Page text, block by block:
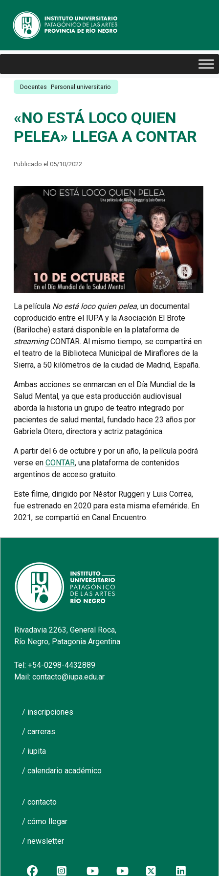
Docentes Personal universitario
«NO ESTÁ LOCO QUIEN
PELEA» LLEGA A CONTAR
Publicado el 05/10/2022
La película No está loco quien pelea, un documental
coproducido entre el IUPA y la Asociación El Brote
(Bariloche) estará disponible en la plataforma de
streamingCONTAR. Al mismo tiempo, se compartirá en
el teatro de la Biblioteca Municipal de Miraflores de la
Sierra, a 50 kilómetros de la ciudad de Madrid, España.
Ambas acciones se enmarcan en el Día Mundial de la
Salud Mental, ya que esta producción audiovisual
aborda la historia un grupo de teatro integrado por
pacientes de salud mental, fundado hace 23 años por
Gabriela Otero, directora y actriz patagónica.
A partir del 6 de octubre y por un año, la película podrá
verse en CONTAR, una plataforma de contenidos
argentinos de acceso gratuito.
Este filme, dirigido por Néstor Ruggeri y Luis Correa,
fue estrenado en 2020 para esta misma efeméride. En
2021, se compartió en Canal Encuentro.
Rivadavia 2263, General Roca,
Río Negro, Patagonia Argentina
Tel: +54-0298-4432889
Mail: contacto@iupa.edu.ar
/ inscripciones
/ carreras
/ iupita
/ calendario académico
/ contacto
/ cómo llegar
/ newsletter